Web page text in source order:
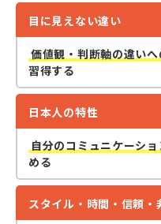
目に見えない違い
価値観・判断軸の違い
習得する
日本人の特性
自分のコミュニケーシ
める
スタイル・時間・信頼・